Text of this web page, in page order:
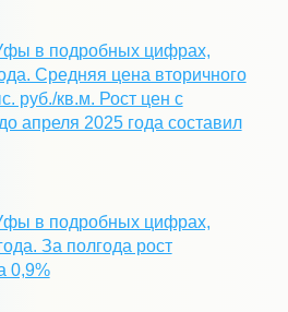
в подробных цифрах,
Средняя цена вторичного
руб./кв.м. Рост цен с
апреля 2025 года составил
в подробных цифрах,
За полгода рост
0,9%